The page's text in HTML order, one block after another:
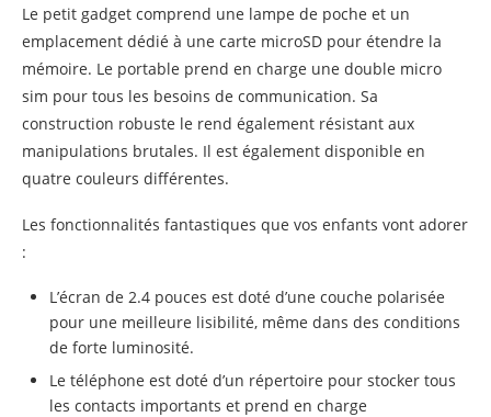
Le petit gadget comprend une lampe de poche et un
emplacement dédié à une carte microSD pour étendre la
mémoire. Le portable prend en charge une double micro
sim pour tous les besoins de communication. Sa
construction robuste le rend également résistant aux
manipulations brutales. Il est également disponible en
quatre couleurs différentes.
Les fonctionnalités fantastiques que vos enfants vont adorer
:
L’écran de 2.4 pouces est doté d’une couche polarisée
pour une meilleure lisibilité, même dans des conditions
de forte luminosité.
Le téléphone est doté d’un répertoire pour stocker tous
les contacts importants et prend en charge